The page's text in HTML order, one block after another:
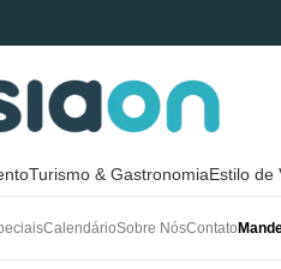
Turismo & GastronomiaEstilo de
CalendárioSobre NósContato